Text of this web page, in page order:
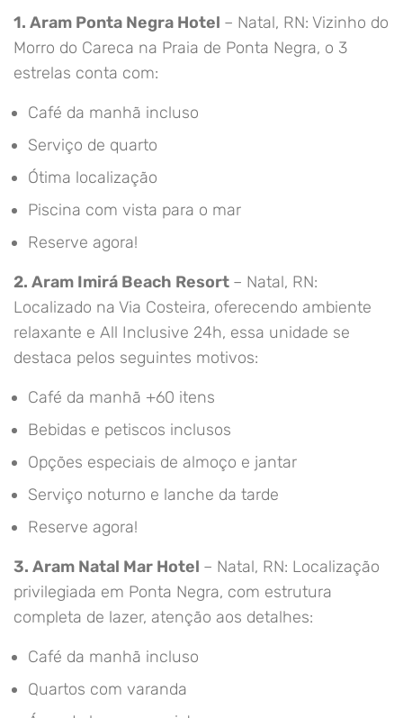
1. Aram Ponta Negra Hotel – Natal, RN: Vizinho do
Morro do Careca na Praia de Ponta Negra, o 3
estrelas conta com:
Café da manhã incluso
Serviço de quarto
Ótima localização
Piscina com vista para o mar
Reserve agora!
2. Aram Imirá Beach Resort – Natal, RN:
Localizado na Via Costeira, oferecendo ambiente
relaxante e All Inclusive 24h, essa unidade se
destaca pelos seguintes motivos:
Café da manhã +60 itens
Bebidas e petiscos inclusos
Opções especiais de almoço e jantar
Serviço noturno e lanche da tarde
Reserve agora!
3. Aram Natal Mar Hotel – Natal, RN: Localização
privilegiada em Ponta Negra, com estrutura
completa de lazer, atenção aos detalhes:
Café da manhã incluso
Quartos com varanda